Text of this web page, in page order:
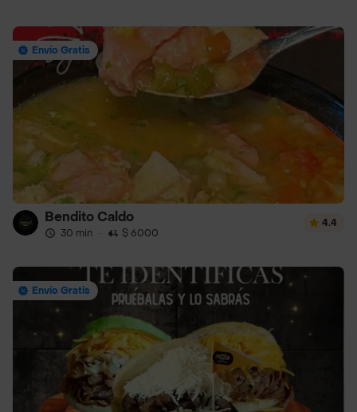
Envío Gratis
Bendito Caldo
30 min · $ 6000
4.4
Envío Gratis